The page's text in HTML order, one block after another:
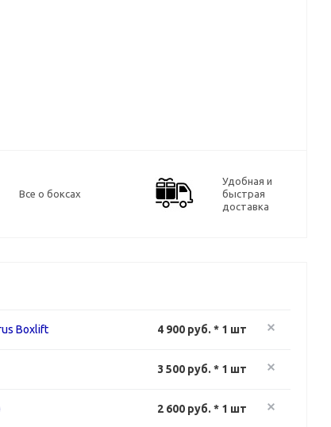
Все о боксах
Удобная и
быстрая
доставка
Boxlift 4 900 руб. * 1 шт
3 500 руб. * 1 шт
2 600 руб. * 1 шт